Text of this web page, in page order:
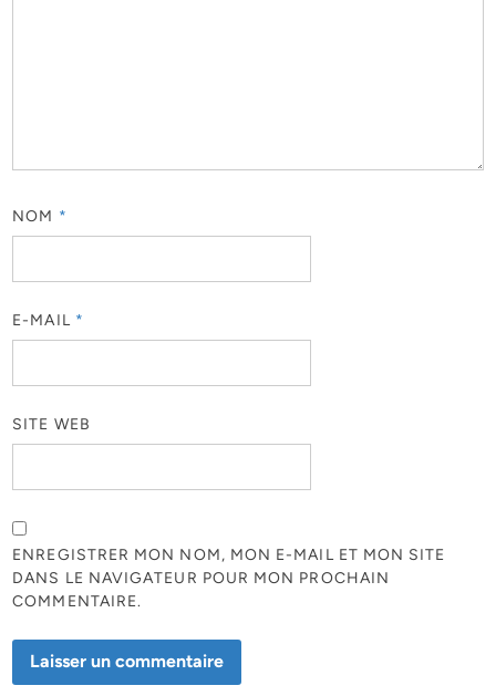
NOM *
E-MAIL *
SITE WEB
ENREGISTRER MON NOM, MON E-MAIL ET MON SITE
DANS LE NAVIGATEUR POUR MON PROCHAIN
COMMENTAIRE.